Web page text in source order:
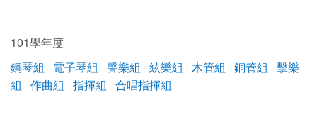
101學年度
鋼琴組
電子琴組 聲樂組 絃樂組 木管組 銅管組
擊樂
組
作曲組 指揮組 合唱指揮組